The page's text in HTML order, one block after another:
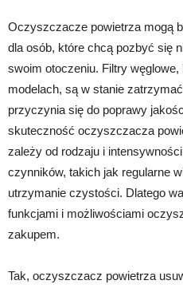
Oczyszczacze powietrza mogą
dla osób, które chcą pozbyć się
swoim otoczeniu. Filtry
modelach, są w stanie
przyczynia się do poprawy
skuteczność oczyszczacza
zależy od rodzaju i
czynników, takich jak regularne
utrzymanie czystości. Dlatego
funkcjami i możliwościami
zakupem.
Tak, oczyszczacz powietrza